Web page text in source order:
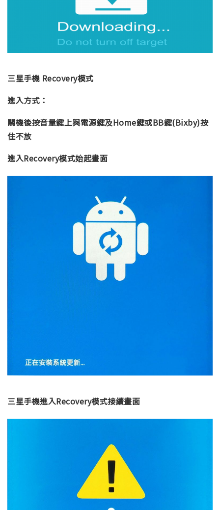
三星手機 Recovery模式
進入方式：
關機後按音量鍵上與電源鍵及Home鍵或BB鍵(Bixby)按
住不放
進入Recovery模式始起畫面
三星手機進入Recovery模式接續畫面